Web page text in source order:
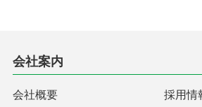
会社案内
会社概要 採用情